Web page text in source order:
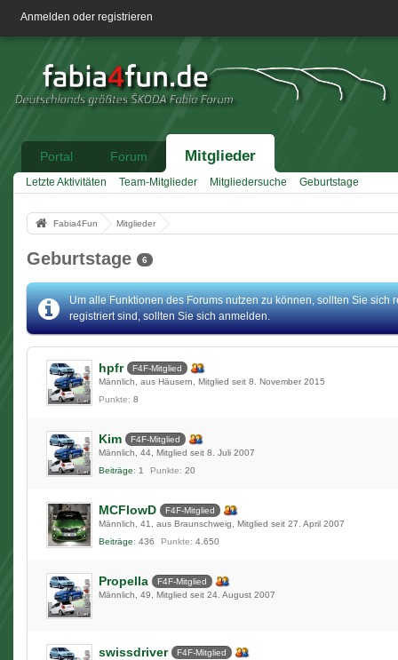
Anmelden oder registrieren
Portal Forum Mitglieder
Letzte Aktivitäten Team-Mitglieder Mitgliedersuche Geburtstage
Fabia4Fun Mitglieder
Geburtstage 6
Um alle Funktionen des Forums nutzen zu können, sollten Sie sich
registriert sind, sollten Sie sich anmelden.
hpfr
F4F-Mitglied
Männlich
aus Häusern
Mitglied seit 8. November 2015
Punkte
8
Kim
F4F-Mitglied
Männlich
44 Mitglied seit 8. Juli 2007
Beiträge
1 Punkte 20
MCFlowD
F4F-Mitglied
Männlich
41 aus Braunschweig
Mitglied seit 27. April 2007
Beiträge
436 Punkte 4.650
Propella
F4F-Mitglied
Männlich
49 Mitglied seit 24. August 2007
swissdriver
F4F-Mitglied